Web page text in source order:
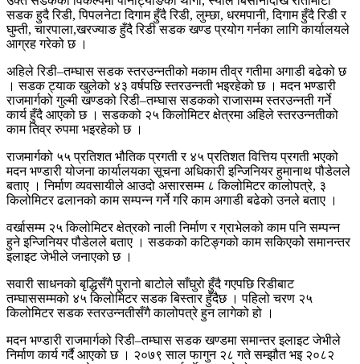
सडक हुदै रिडी, पिपलनेटा दिगाम हुँदै रिडी, लुम्छा, धरमपानी, दिगाम हुँदै रिडी र
घुम्ती, चारपाला,खरज्याङ हुँदै रिडी सडक खण्ड प्रयोग गर्नका लागि कार्यालयले
आग्रह गरेको छ ।
अहिले रिडी–तम्घास सडक स्तरउन्नतीको मकाम तीव्र गतीमा अगाडी बढेको छ
। सडक ट्याक खुलेको ४३ वर्षपछि स्तरउन्नती भइरहेको छ । मदन भण्डारी
राजमार्गको गुल्मी खण्डको रिडी–तम्घास सडकको राजासम्म स्तरउन्नती गर्ने
कार्य हुँदै आएको छ । सडकको २५ किलोमिटर क्षेत्रमा अहिले स्तरउन्नतीको
काम तिव्र रुपमा भइरहेको छ ।
राजमार्गको ५५ प्रतिशत भौतिक प्रगती र ४५ प्रतिशत वित्तिय प्रगती भएको
मदन भण्डारी योजना कार्यालयका सूचना अधिकारी इन्जिनियर हुमानाथ पौडेलले
बताए । निर्माण व्यवसायीले आउदो असारसम्म ८ किलोमिटर कालोपत्रे, ३
किलोमिटर ढलानको काम सम्पन्न गर्ने गरि काम अगाडी बढेको उनले बताए ।
वर्खासम्म २५ किलोमिटर क्षेत्रको नाली निर्माण र ग्राभेलको काम पनि सम्पन्न
हुने इन्जिनियर पौडेलले बताए । सडकको कटिङ्गको काम सकिएकोे समानन्तर
इलाइट जेभीले जनाएको छ ।
सवारी साधनको बृद्धिसँगै पुरानो बाटोले साँघुरो हुँदै गएपछि रिडीबाट
तम्घाससम्मको ४५ किलोमिटर सडक बिस्तार हुँदैछ । पहिलो चरण २५
किलोमिटर सडक स्तरउन्नतीसँगै कालोपत्रे हुन लागेको हो ।
मदन भण्डारी राजमार्गको रिडी–तम्घास सडक खण्डमा समान्तर इलाइट जेभीले
निर्माण कार्य गर्दै आएको छ । २०७९ साल फागुन २८ गते सम्झौत भइ २०८२